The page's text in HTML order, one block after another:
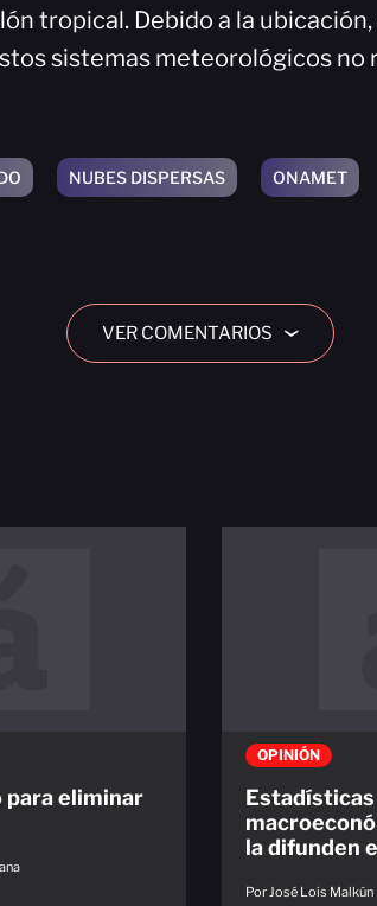
tropical. Debido a la
sistemas meteorológicos no
NUBES DISPERSAS ONAMET
VER COMENTARIOS ›
para eliminar
OPINIÓN
Estadísticas
la difunden
Por José Lois Malkún